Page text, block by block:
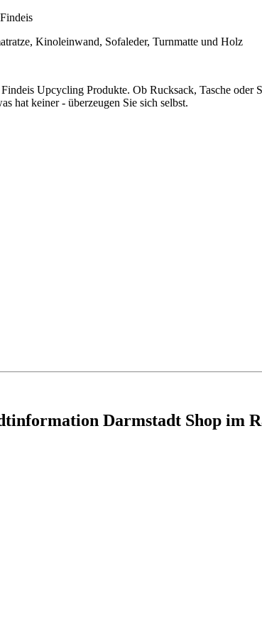
Kinoleinwand, Sofaleder, Turnmatte und Holz
Upcycling Produkte. Ob Rucksack, Tasche
hat keiner - überzeugen Sie sich selbst.
Darmstadt Shop im